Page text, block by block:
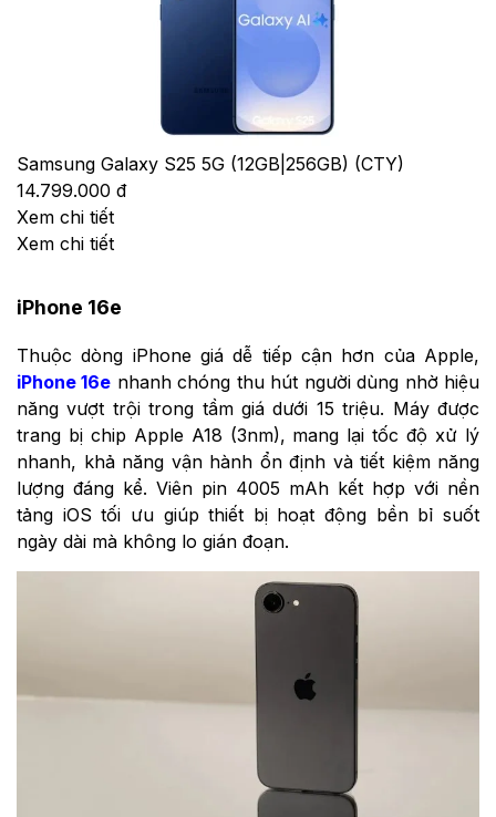
Samsung Galaxy S25 5G (12GB|256GB) (CTY)
14.799.000 đ
Xem chi tiết
Xem chi tiết
iPhone 16e
Thuộc dòng iPhone giá dễ tiếp cận hơn của Apple,
iPhone 16e nhanh chóng thu hút người dùng nhờ hiệu
năng vượt trội trong tầm giá dưới 15 triệu. Máy được
trang bị chip Apple A18 (3nm), mang lại tốc độ xử lý
nhanh, khả năng vận hành ổn định và tiết kiệm năng
lượng đáng kể. Viên pin 4005 mAh kết hợp với nền
tảng iOS tối ưu giúp thiết bị hoạt động bền bỉ suốt
ngày dài mà không lo gián đoạn.